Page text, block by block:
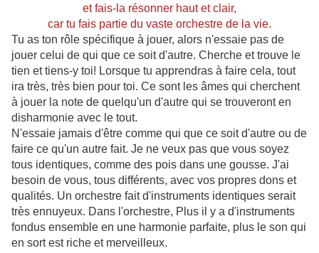
et fais-la résonner haut et clair,
car tu fais partie du vaste orchestre de la vie.
Tu as ton rôle spécifique à jouer, alors n'essaie pas de
jouer celui de qui que ce soit d'autre. Cherche et trouve le
tien et tiens-y toi! Lorsque tu apprendras à faire cela, tout
ira très, très bien pour toi. Ce sont les âmes qui cherchent
à jouer la note de quelqu'un d'autre qui se trouveront en
disharmonie avec le tout.
N'essaie jamais d'être comme qui que ce soit d'autre ou de
faire ce qu'un autre fait. Je ne veux pas que vous soyez
tous identiques, comme des pois dans une gousse. J'ai
besoin de vous, tous différents, avec vos propres dons et
qualités. Un orchestre fait d'instruments identiques serait
très ennuyeux. Dans l'orchestre, Plus il y a d'instruments
fondus ensemble en une harmonie parfaite, plus le son qui
en sort est riche et merveilleux.